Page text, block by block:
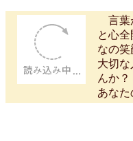
言葉
と心
なの笑
大切
んか？
あなた